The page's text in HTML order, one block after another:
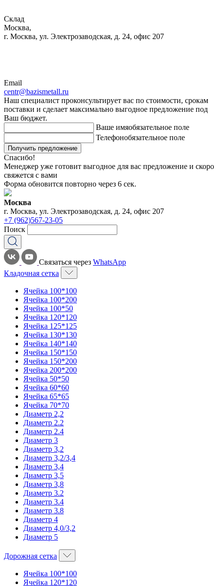
Склад
Москва,
г. Москва, ул. Электрозаводская, д. 24, офис 207
Email
centr@bazismetall.ru
Наш специалист проконсультирует вас по стоимости, срокам
поставки и сделает максимально выгодное предложение под
Ваш бюджет.
Ваше имяобязательное поле
Телефонобязательное поле
Получить предложение
Спасибо!
Менеджер уже готовит выгодное для вас предложение и скоро
свяжется с вами
Форма обновится повторно через 6 сек.
Москва
г. Москва, ул. Электрозаводская, д. 24, офис 207
+7 (962)567-23-05
Поиск
Связаться через WhatsApp
Кладочная сетка
Ячейка 100*100
Ячейка 100*200
Ячейка 100*50
Ячейка 120*120
Ячейка 125*125
Ячейка 130*130
Ячейка 140*140
Ячейка 150*150
Ячейка 150*200
Ячейка 200*200
Ячейка 50*50
Ячейка 60*60
Ячейка 65*65
Ячейка 70*70
Диаметр 2,2
Диаметр 2.2
Диаметр 2.4
Диаметр 3
Диаметр 3,2
Диаметр 3,2/3,4
Диаметр 3,4
Диаметр 3,5
Диаметр 3,8
Диаметр 3.2
Диаметр 3.4
Диаметр 3.8
Диаметр 4
Диаметр 4,0/3,2
Диаметр 5
Дорожная сетка
Ячейка 100*100
Ячейка 120*120